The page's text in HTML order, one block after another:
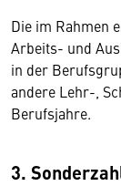
Die im Rahmen
Arbeits- und
in der
andere Lehr-,
Berufsjahre.
3.